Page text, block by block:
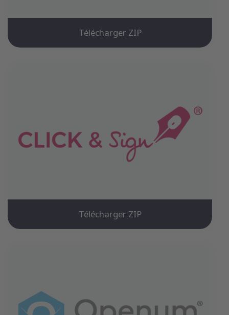
Télécharger ZIP
Télécharger ZIP